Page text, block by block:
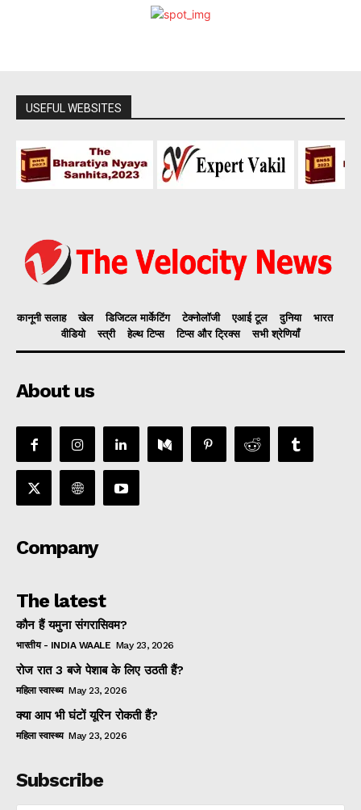
USEFUL WEBSITES
कानूनी सलाह खेल डिजिटल मार्केटिंग टेक्नोलॉजी एआई टूल दुनिया
भारत
वीडियो
स्त्री हेल्थ टिप्स टिप्स और ट्रिक्स सभी श्रेणियाँ
About us
Company
The latest
कौन हैं यमुना संगरासिवम?
भारतीय - INDIA WAALE May 23, 2026
रोज रात 3 बजे पेशाब के लिए उठती हैं?
महिला स्वास्थ्य May 23, 2026
क्या आप भी घंटों यूरिन रोकती हैं?
महिला स्वास्थ्य May 23, 2026
Subscribe